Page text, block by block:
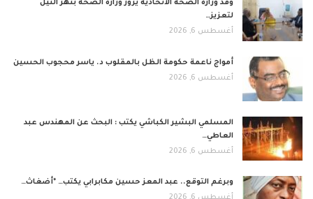
وفد وزارة الصحة الاتحادية يزور وزارة الصحة بنهر النيل
لتعزيز…
أغسطس 6, 2026
أمواج ناعمة حكومة الظل بالمقلوب د. ياسر محجوب الحسين
أغسطس 6, 2026
المسلمي البشير الكباشي يكتب : البحث عن المهندس عبد
العاطي…
أغسطس 6, 2026
وبرغم التوقع.. عبد المعز حسين مكابرابي يكتب… *أضغاث…